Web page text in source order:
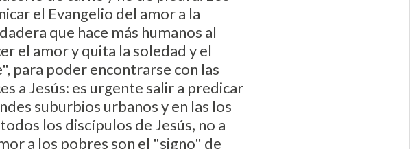
el Evangelio del amor a la
que hace más humanos al
el amor y quita la soledad y el
para poder encontrarse con las
a Jesús: es urgente salir a predicar
suburbios urbanos y en las los
los discípulos de Jesús, no a
a los pobres son el "signo" de